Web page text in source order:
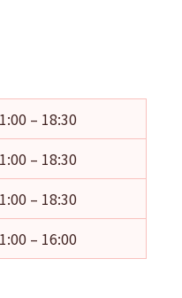
– 18:30
– 18:30
– 18:30
– 16:00